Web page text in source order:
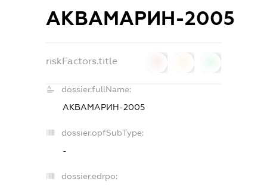
АКВАМАРИН-2005
riskFactors.title
dossier.fullName:
АКВАМАРИН-2005
dossier.opfSubType:
-
dossier.edrpo: